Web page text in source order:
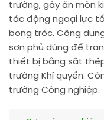
trường, gây ăn mòn
tác động ngoại lực
bong tróc. Công
sơn phủ dùng để
thiết bị bằng sắt
trường Khí quyển.
trường Công nghiệp.